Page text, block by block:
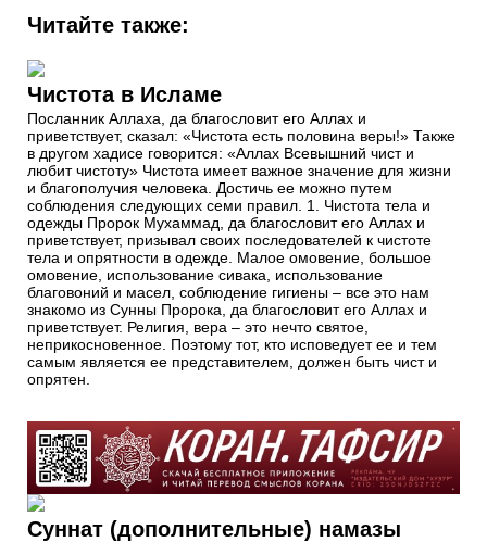
Читайте также:
Чистота в Исламе
Посланник Аллаха, да благословит его Аллах и
приветствует, сказал: «Чистота есть половина веры!» Также
в другом хадисе говорится: «Аллах Всевышний чист и
любит чистоту» Чистота имеет важное значение для жизни
и благополучия человека. Достичь ее можно путем
соблюдения следующих семи правил. 1. Чистота тела и
одежды Пророк Мухаммад, да благословит его Аллах и
приветствует, призывал своих последователей к чистоте
тела и опрятности в одежде. Малое омовение, большое
омовение, использование сивака, использование
благовоний и масел, соблюдение гигиены – все это нам
знакомо из Сунны Пророка, да благословит его Аллах и
приветствует. Религия, вера – это нечто святое,
неприкосновенное. Поэтому тот, кто исповедует ее и тем
самым является ее представителем, должен быть чист и
опрятен.
Суннат (дополнительные) намазы